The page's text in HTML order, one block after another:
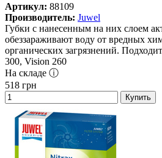
Артикул: 88109
Производитель: Juwel
Губки с нанесенным на них слоем
обеззараживают воду от вредных
органических загрязнений.
300, Vision 260
На складе ⓘ
518 грн
Купить